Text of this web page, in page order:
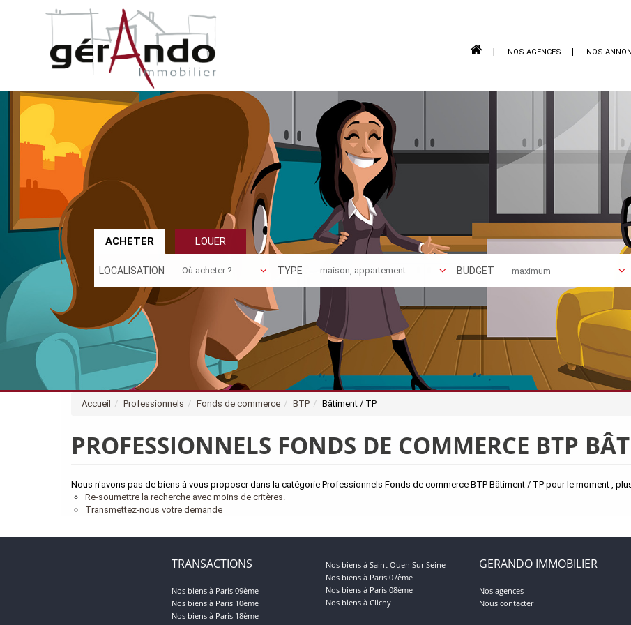
NOS AGENCES NOS
ACHETER LOUER
LOCALISATION TYPE BUDGET
Accueil Professionnels Fonds de commerce BTP Bâtiment / TP
PROFESSIONNELS FONDS DE COMMERCE BTP
Nous n'avons pas de biens à vous proposer dans la catégorie Professionnels Fonds de commerce BTP Bâtiment / TP pour le moment ,
Re-soumettre la recherche avec moins de critères.
Transmettez-nous votre demande
TRANSACTIONS
Nos biens à Paris 09ème
Nos biens à Paris 10ème
Nos biens à Paris 18ème
Nos biens à Saint Ouen Sur Seine
Nos biens à Paris 07ème
Nos biens à Paris 08ème
Nos biens à Clichy
GERANDO IMMOBILIER
Nos agences
Nous contacter